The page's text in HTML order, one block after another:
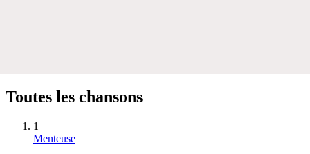
Toutes les chansons
1
Menteuse